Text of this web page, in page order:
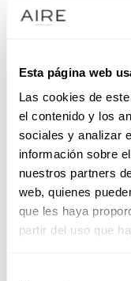
Esta página web
Las cookies de
el contenido y los
sociales y analizar
información sobre
nuestros partners
web, quienes
que les haya
partir del uso que